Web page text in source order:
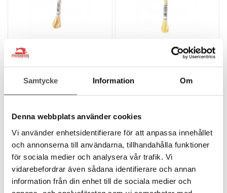
Samtycke Information Om
Denna webbplats använder cookies
Vi använder enhetsidentifierare för att anpassa innehållet
och annonserna till användarna, tillhandahålla funktioner
för sociala medier och analysera vår trafik. Vi
vidarebefordrar även sådana identifierare och annan
information från din enhet till de sociala medier och
DMC
DMC Mouliné Color
Variations fg 4090
6 trådar
flerfärgat
20 kr
25 kr
KÖP
Finns i lager
DMC Mouliné Color
Variations fg 4080
6 trådar
flerfärgat
20 kr
25 kr
KÖP
Finns i lager